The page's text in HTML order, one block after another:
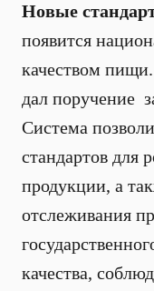
Новые
появится
качеством
дал поручение
Система
стандартов для
продукции, а
отслеживания
качества,